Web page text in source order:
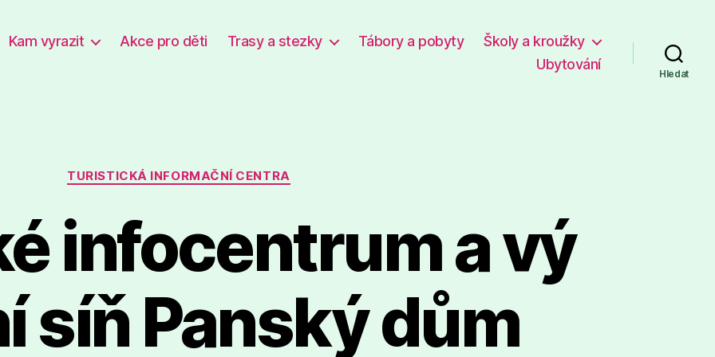
Kam vyrazit Akce pro děti Trasy a stezky Tábory a pobyty
Školy a kroužky
Ubytování
Hledat
Rubriky
TURISTICKÁ INFORMAČNÍ CENTRA
infocentrum a vý
síň Panský dům